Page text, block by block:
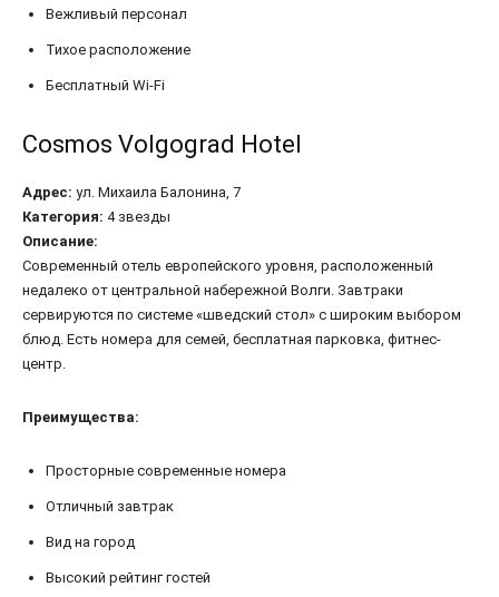
Вежливый персонал
Тихое расположение
Бесплатный Wi-Fi
Cosmos Volgograd Hotel
Адрес: ул. Михаила Балонина, 7
Категория: 4 звезды
Описание:
Современный отель европейского уровня, расположенный
недалеко от центральной набережной Волги. Завтраки
сервируются по системе «шведский стол» с широким выбором
блюд. Есть номера для семей, бесплатная парковка, фитнес-
центр.
Преимущества:
Просторные современные номера
Отличный завтрак
Вид на город
Высокий рейтинг гостей